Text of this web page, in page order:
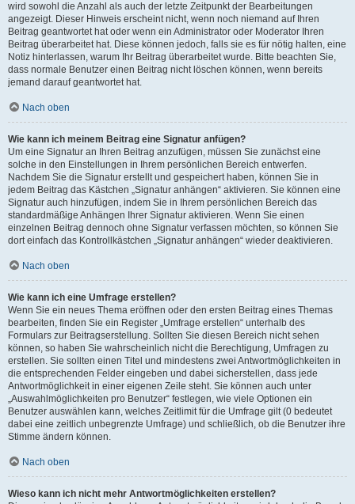
wird sowohl die Anzahl als auch der letzte Zeitpunkt der Bearbeitungen
angezeigt. Dieser Hinweis erscheint nicht, wenn noch niemand auf Ihren
Beitrag geantwortet hat oder wenn ein Administrator oder Moderator Ihren
Beitrag überarbeitet hat. Diese können jedoch, falls sie es für nötig halten, eine
Notiz hinterlassen, warum Ihr Beitrag überarbeitet wurde. Bitte beachten Sie,
dass normale Benutzer einen Beitrag nicht löschen können, wenn bereits
jemand darauf geantwortet hat.
Nach oben
Wie kann ich meinem Beitrag eine Signatur anfügen?
Um eine Signatur an Ihren Beitrag anzufügen, müssen Sie zunächst eine
solche in den Einstellungen in Ihrem persönlichen Bereich entwerfen.
Nachdem Sie die Signatur erstellt und gespeichert haben, können Sie in
jedem Beitrag das Kästchen „Signatur anhängen“ aktivieren. Sie können eine
Signatur auch hinzufügen, indem Sie in Ihrem persönlichen Bereich das
standardmäßige Anhängen Ihrer Signatur aktivieren. Wenn Sie einen
einzelnen Beitrag dennoch ohne Signatur verfassen möchten, so können Sie
dort einfach das Kontrollkästchen „Signatur anhängen“ wieder deaktivieren.
Nach oben
Wie kann ich eine Umfrage erstellen?
Wenn Sie ein neues Thema eröffnen oder den ersten Beitrag eines Themas
bearbeiten, finden Sie ein Register „Umfrage erstellen“ unterhalb des
Formulars zur Beitragserstellung. Sollten Sie diesen Bereich nicht sehen
können, so haben Sie wahrscheinlich nicht die Berechtigung, Umfragen zu
erstellen. Sie sollten einen Titel und mindestens zwei Antwortmöglichkeiten in
die entsprechenden Felder eingeben und dabei sicherstellen, dass jede
Antwortmöglichkeit in einer eigenen Zeile steht. Sie können auch unter
„Auswahlmöglichkeiten pro Benutzer“ festlegen, wie viele Optionen ein
Benutzer auswählen kann, welches Zeitlimit für die Umfrage gilt (0 bedeutet
dabei eine zeitlich unbegrenzte Umfrage) und schließlich, ob die Benutzer ihre
Stimme ändern können.
Nach oben
Wieso kann ich nicht mehr Antwortmöglichkeiten erstellen?